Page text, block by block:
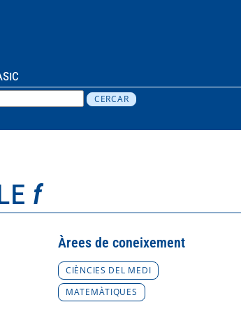
f
Àrees de coneixement
CIÈNCIES DEL MEDI
MATEMÀTIQUES